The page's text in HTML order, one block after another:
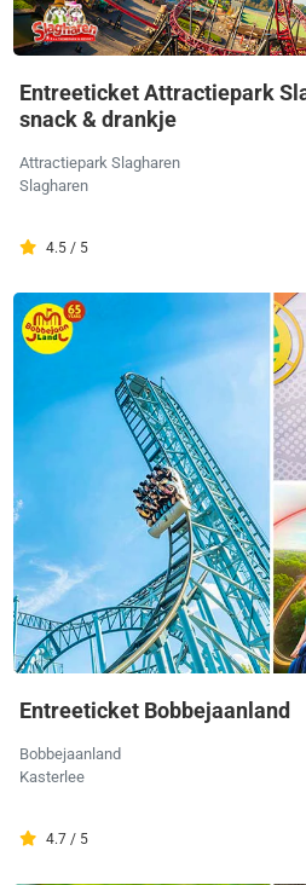
Entreeticket Attractiepark
snack & drankje
Attractiepark Slagharen
Slagharen
4.5 / 5
Entreeticket Bobbejaanland
Bobbejaanland
Kasterlee
4.7 / 5